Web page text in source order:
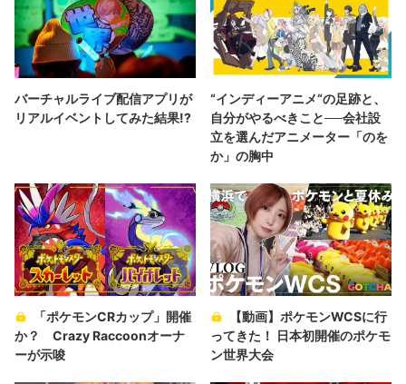
バーチャルライブ配信アプリが
リアルイベントしてみた結果!?
“インディーアニメ“の足跡と、
自分がやるべきこと──会社設
立を選んだアニメーター「のを
か」の胸中
「ポケモンCRカップ」開催
か？ Crazy Raccoonオーナ
ーが示唆
【動画】ポケモンWCSに行
ってきた！ 日本初開催のポケモ
ン世界大会